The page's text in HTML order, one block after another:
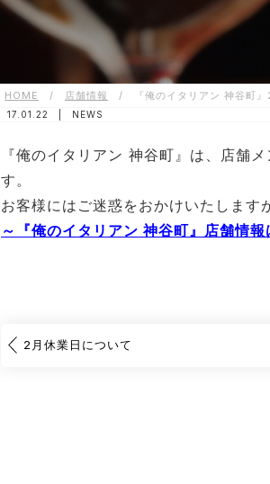
HOME / 店舗情報 / 『俺のイタリアン 神谷町
17.01.22 | NEWS
『俺のイタリアン 神谷町』は、店舗
す。
お客様にはご迷惑をおかけいたします
～『俺のイタリアン 神谷町』店舗情報
2月休業日について